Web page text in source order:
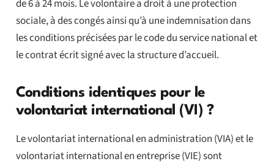
de 6 à 24 mois. Le volontaire a droit à une protection
sociale, à des congés ainsi qu’à une indemnisation dans
les conditions précisées par le code du service national et
le contrat écrit signé avec la structure d’accueil.
Conditions identiques pour le
volontariat international (VI) ?
Le volontariat international en administration (VIA) et le
volontariat international en entreprise (VIE) sont